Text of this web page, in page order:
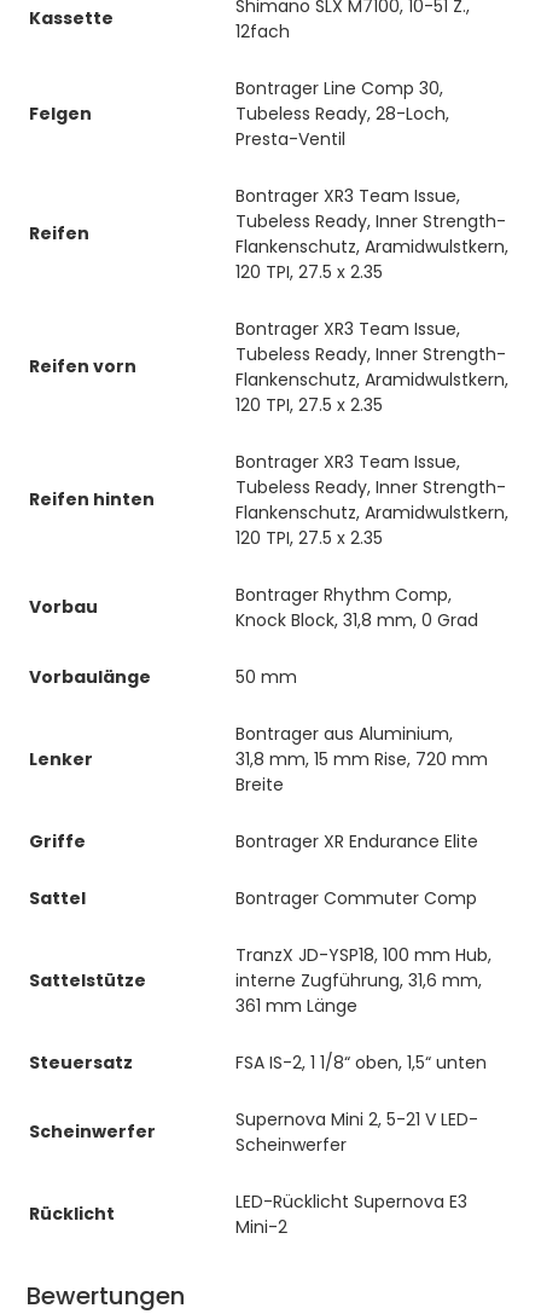
Kassette
Shimano SLX M7100, 10-51 Z.,
12fach
Felgen
Bontrager Line Comp 30,
Tubeless Ready, 28-Loch,
Presta-Ventil
Reifen
Bontrager XR3 Team Issue,
Tubeless Ready, Inner Strength-
Flankenschutz, Aramidwulstkern,
120 TPI, 27.5 x 2.35
Reifen vorn
Bontrager XR3 Team Issue,
Tubeless Ready, Inner Strength-
Flankenschutz, Aramidwulstkern,
120 TPI, 27.5 x 2.35
Reifen hinten
Bontrager XR3 Team Issue,
Tubeless Ready, Inner Strength-
Flankenschutz, Aramidwulstkern,
120 TPI, 27.5 x 2.35
Vorbau
Bontrager Rhythm Comp,
Knock Block, 31,8 mm, 0 Grad
Vorbaulänge 50 mm
Lenker
Bontrager aus Aluminium,
31,8 mm, 15 mm Rise, 720 mm
Breite
Griffe Bontrager XR Endurance Elite
Sattel Bontrager Commuter Comp
Sattelstütze
TranzX JD-YSP18, 100 mm Hub,
interne Zugführung, 31,6 mm,
361 mm Länge
Steuersatz FSA IS-2, 1 1/8“ oben, 1,5“ unten
Scheinwerfer
Supernova Mini 2, 5-21 V LED-
Scheinwerfer
Rücklicht
LED-Rücklicht Supernova E3
Mini-2
Bewertungen